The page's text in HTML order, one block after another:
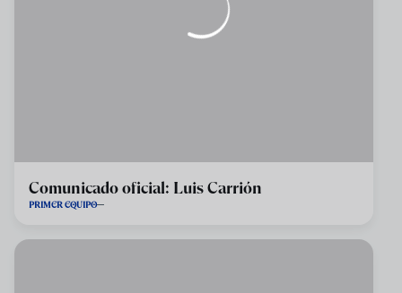
Comunicado oficial: Luis Carrión
PRIMER EQUIPO